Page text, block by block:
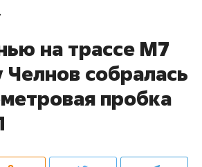
на трассе М7
Челнов собралась
пробка